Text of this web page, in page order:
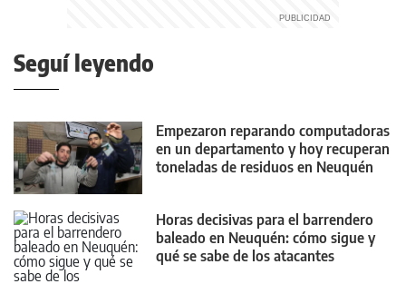
Seguí leyendo
Empezaron reparando computadoras
en un departamento y hoy recuperan
toneladas de residuos en Neuquén
Horas decisivas para el barrendero
baleado en Neuquén: cómo sigue y
qué se sabe de los atacantes